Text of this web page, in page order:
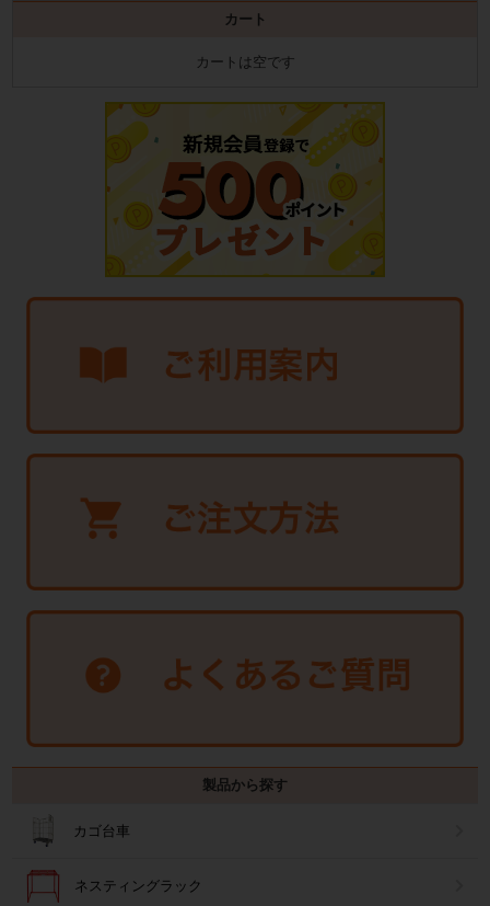
カート
カートは空です
製品から探す
カゴ台車
ネスティングラック